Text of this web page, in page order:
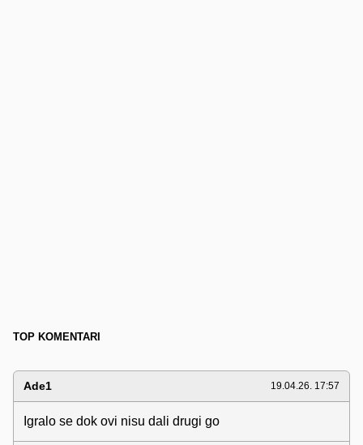
TOP KOMENTARI
Ade1 19.04.26. 17:57
Igralo se dok ovi nisu dali drugi go